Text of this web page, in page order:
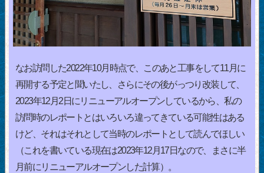
なお訪問した2022年10月時点で、このあと工事をして11月に
再開する予定と聞いたし、さらにその後がっつり改装して、
2023年12月2日にリニューアルオープンしているから、私の
訪問時のレポートとはいろいろ違ってきている可能性はある
けど、それはそれとして当時のレポートとして読んでほしい
（これを書いている現在は2023年12月17日なので、まさに半
月前にリニューアルオープンした計算）。